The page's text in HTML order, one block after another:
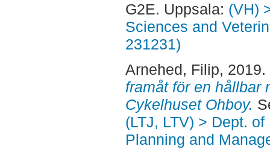
G2E. Uppsala: (VH)
Sciences and
231231)
Arnehed, Filip, 2019.
framåt för en hållbar
Cykelhuset Ohboy.
(LTJ, LTV) > Dept.
Planning and